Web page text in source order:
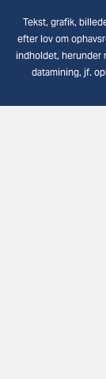
Tekst, grafik,
efter lov om
indholdet, herunder
datamining, jf.